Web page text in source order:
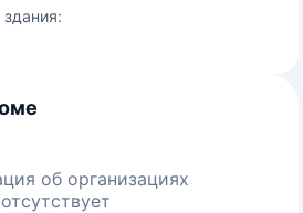
об организациях
отсутствует